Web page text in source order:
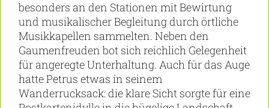
besonders an den Stationen mit Bewirtung
und musikalischer Begleitung durch örtliche
Musikkapellen sammelten. Neben den
Gaumenfreuden bot sich reichlich Gelegenheit
für angeregte Unterhaltung. Auch für das Auge
hatte Petrus etwas in seinem
Wanderrucksack: die klare Sicht sorgte für eine